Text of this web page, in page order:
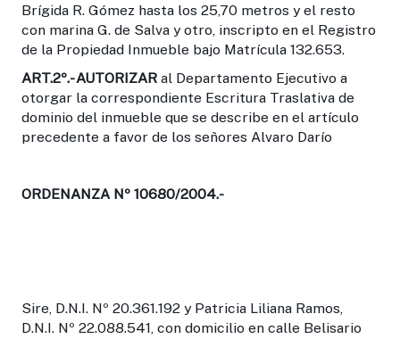
Brígida R. Gómez hasta los 25,70 metros y el resto
con marina G. de Salva y otro, inscripto en el Registro
de la Propiedad Inmueble bajo Matrícula 132.653.
ART.2º.- AUTORIZAR al Departamento Ejecutivo a
otorgar la correspondiente Escritura Traslativa de
dominio del inmueble que se describe en el artículo
precedente a favor de los señores Alvaro Darío
ORDENANZA Nº 10680/2004.-
Sire, D.N.I. Nº 20.361.192 y Patricia Liliana Ramos,
D.N.I. Nº 22.088.541, con domicilio en calle Belisario